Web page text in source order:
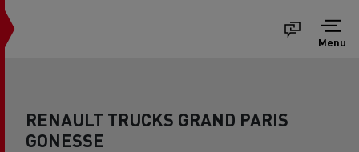
Menu
RENAULT TRUCKS GRAND PARIS
GONESSE